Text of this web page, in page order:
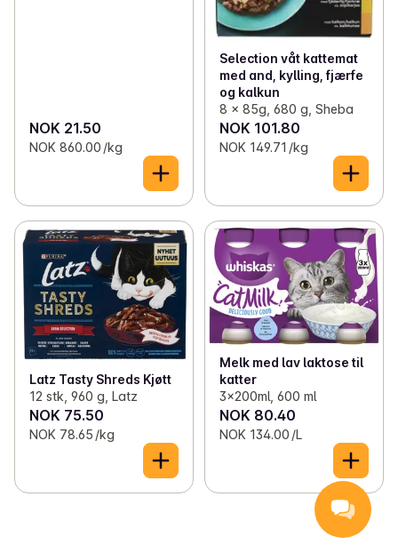
NOK 21.50
NOK 860.00 /kg
Selection våt kattemat
med and, kylling, fjærfe
og kalkun
8 x 85g, 680 g, Sheba
NOK 101.80
NOK 149.71 /kg
Latz Tasty Shreds Kjøtt
12 stk, 960 g, Latz
NOK 75.50
NOK 78.65 /kg
Melk med lav laktose til
katter
3x200ml, 600 ml
NOK 80.40
NOK 134.00 /L